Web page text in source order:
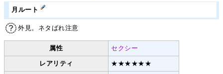
月ルート
外見。ネタばれ注意
属性 セクシー
レアリティ ★★★★★★